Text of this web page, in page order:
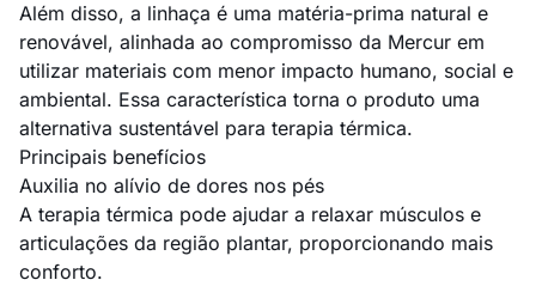
Além disso, a linhaça é uma matéria-prima natural e
renovável, alinhada ao compromisso da Mercur em
utilizar materiais com menor impacto humano, social e
ambiental. Essa característica torna o produto uma
alternativa sustentável para terapia térmica.
Principais benefícios
Auxilia no alívio de dores nos pés
A terapia térmica pode ajudar a relaxar músculos e
articulações da região plantar, proporcionando mais
conforto.